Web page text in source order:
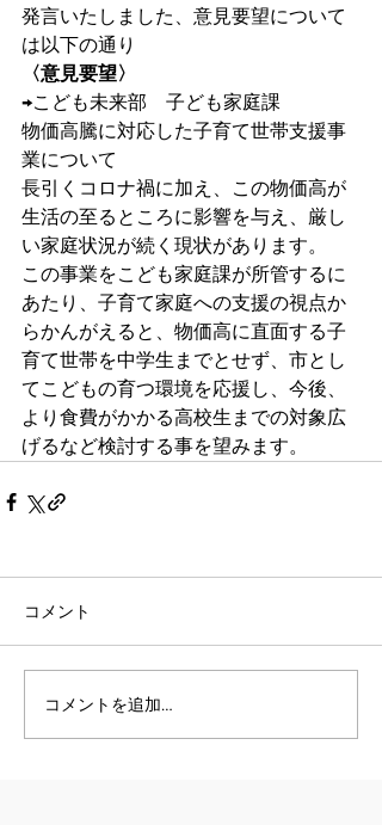
発言いたしました、意見要望について
は以下の通り
〈意見要望〉
→こども未来部　子ども家庭課
物価高騰に対応した子育て世帯支援事
業について
長引くコロナ禍に加え、この物価高が
生活の至るところに影響を与え、厳し
い家庭状況が続く現状があります。
この事業をこども家庭課が所管するに
あたり、子育て家庭への支援の視点か
らかんがえると、物価高に直面する子
育て世帯を中学生までとせず、市とし
てこどもの育つ環境を応援し、今後、
より食費がかかる高校生までの対象広
げるなど検討する事を望みます。
コメント
コメントを追加…